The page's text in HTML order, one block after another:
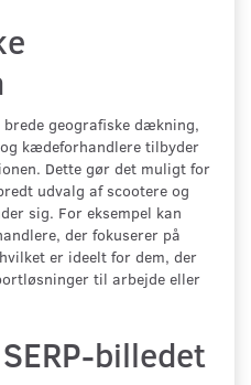
geografiske dækning,
kædeforhandlere tilbyder
Dette gør det muligt for
udvalg af scootere og
sig. For eksempel kan
der fokuserer på
er ideelt for dem, der
til arbejde eller
billedet